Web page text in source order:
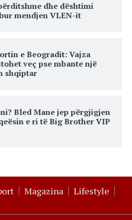
dhe dështimi
mendjen VLEN-it
e Beogradit: Vajza
veç pse mbante një
shqiptar
Bled Mane jep përgjigjen
e ri të Big Brother VIP
Magazina Lifestyle